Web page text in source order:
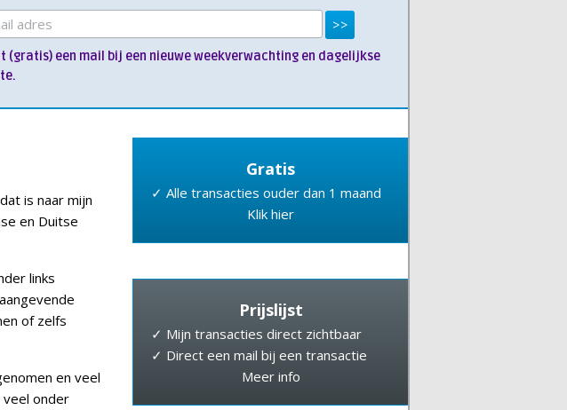
(gratis) een mail bij een nieuwe weekverwachting en dagelijkse
is naar mijn
en Duitse
links
of zelfs
en veel
veel onder
Gratis
✓ Alle transacties ouder dan 1 maand
Klik hier
Prijslijst
✓ Mijn transacties direct zichtbaar
✓ Direct een mail bij een transactie
Meer info